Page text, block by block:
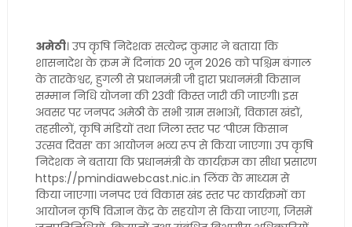
अमेठी। उप कृषि निदेशक सत्येन्द्र कुमार ने बताया कि
शासनादेश के क्रम में दिनांक 20 जून 2026 को पश्चिम बंगाल
के तारकेश्वर, हुगली से प्रधानमंत्री जी द्वारा प्रधानमंत्री किसान
सम्मान निधि योजना की 23वीं किस्त जारी की जाएगी। इस
अवसर पर जनपद अमेठी के सभी ग्राम सभाओं, विकास खंडों,
तहसीलों, कृषि मंडियों तथा जिला स्तर पर ‘पीएम किसान
उत्सव दिवस’ का आयोजन भव्य रूप से किया जाएगा। उप कृषि
निदेशक ने बताया कि प्रधानमंत्री के कार्यक्रम का सीधा प्रसारण
https://pmindiawebcast.nic.in लिंक के माध्यम से
किया जाएगा। जनपद एवं विकास खंड स्तर पर कार्यक्रमों का
आयोजन कृषि विज्ञान केंद्र के सहयोग से किया जाएगा, जिसमें